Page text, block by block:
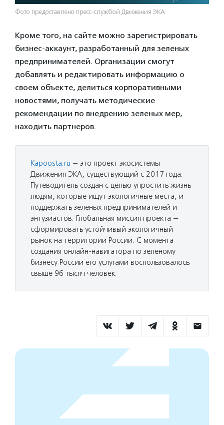
Фото предоставлено пресс-службой Движения ЭКА
Кроме того, на сайте можно зарегистрировать
бизнес-аккаунт, разработанный для зеленых
предпринимателей. Организации смогут
добавлять и редактировать информацию о
своем объекте, делиться корпоративными
новостями, получать методические
рекомендации по внедрению зеленых мер,
находить партнеров.
Kapoosta.ru — это проект экосистемы
Движения ЭКА, существующий с 2017 года.
Путеводитель создан с целью упростить жизнь
людям, которые ищут экологичные места, и
поддержать зеленых предпринимателей и
энтузиастов. Глобальная миссия проекта —
сформировать устойчивый экологичный
рынок на территории России. С момента
создания онлайн-навигатора по зеленому
бизнесу России его услугами воспользовалось
свыше 96 тысяч человек.